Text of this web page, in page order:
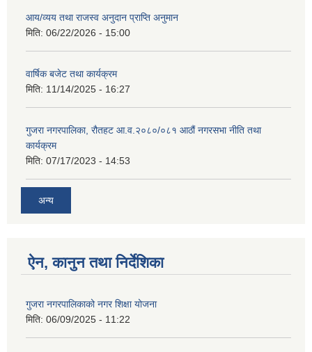
आय/व्यय तथा राजस्व अनुदान प्राप्ति अनुमान
मिति: 06/22/2026 - 15:00
वार्षिक बजेट तथा कार्यक्रम
मिति: 11/14/2025 - 16:27
गुजरा नगरपालिका, रौतहट आ.व.२०८०/०८१ आठौं नगरसभा नीति तथा
कार्यक्रम
मिति: 07/17/2023 - 14:53
अन्य
ऐन, कानुन तथा निर्देशिका
गुजरा नगरपालिकाको नगर शिक्षा योजना
मिति: 06/09/2025 - 11:22